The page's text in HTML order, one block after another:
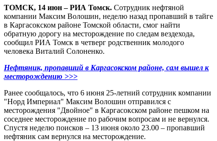
ТОМСК, 14 июн – РИА Томск. Сотрудник нефтяной
компании Максим Волошин, неделю назад пропавший в тайге
в Каргасокском районе Томской области, смог найти
обратную дорогу на месторождение по следам вездехода,
сообщил РИА Томск в четверг родственник молодого
человека Виталий Солоненко.
Нефтяник, пропавший в Каргасокском районе, сам вышел к
месторождению >>>
Ранее сообщалось, что 6 июня 25-летний сотрудник компании
"Норд Империал" Максим Волошин отправился с
месторождения "Двойное" в Каргасокском районе пешком на
соседнее месторождение по рабочим вопросам и не вернулся.
Спустя неделю поисков – 13 июня около 23.00 – пропавший
нефтяник сам вернулся на месторождение.